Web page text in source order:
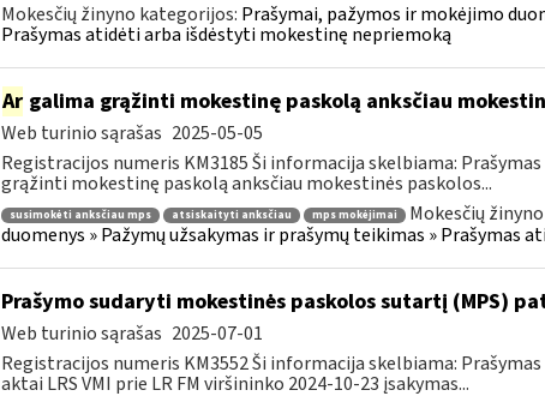
Mokesčių žinyno kategorijos: Prašymai, pažymos ir mokėjimo
Prašymas atidėti arba išdėstyti mokestinę nepriemoką
Argalima grąžinti mokestinę paskolą anksčiau
Web turinio sąrašas 2025-05-05
Registracijos numeris KM3185 Ši informacija skelbiama:
grąžinti mokestinę paskolą anksčiau mokestinės paskolos...
susimokėti anksčiau mps atsiskaityti anksčiau mps mokėjimai Mokesčių
duomenys » Pažymų užsakymas ir prašymų teikimas »
Prašymo sudaryti mokestinės paskolos sutartį (MPS)
Web turinio sąrašas 2025-07-01
Registracijos numeris KM3552 Ši informacija skelbiama:
aktai LRS VMI prie LR FM viršininko 2024-10-23 įsakymas...